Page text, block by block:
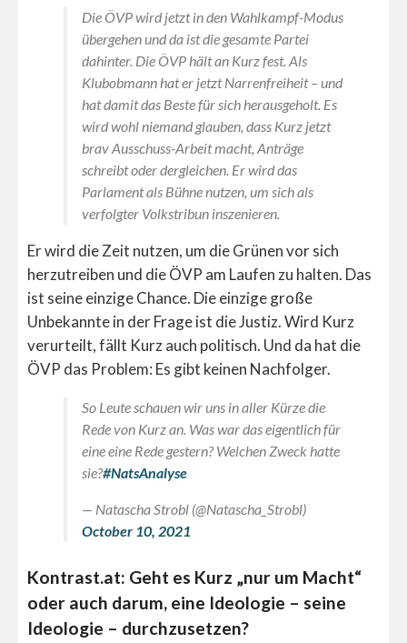
Die ÖVP wird jetzt in den Wahlkampf-Modus
übergehen und da ist die gesamte Partei
dahinter. Die ÖVP hält an Kurz fest. Als
Klubobmann hat er jetzt Narrenfreiheit – und
hat damit das Beste für sich herausgeholt. Es
wird wohl niemand glauben, dass Kurz jetzt
brav Ausschuss-Arbeit macht, Anträge
schreibt oder dergleichen. Er wird das
Parlament als Bühne nutzen, um sich als
verfolgter Volkstribun inszenieren.
Er wird die Zeit nutzen, um die Grünen vor sich
herzutreiben und die ÖVP am Laufen zu halten. Das
ist seine einzige Chance. Die einzige große
Unbekannte in der Frage ist die Justiz. Wird Kurz
verurteilt, fällt Kurz auch politisch. Und da hat die
ÖVP das Problem: Es gibt keinen Nachfolger.
So Leute schauen wir uns in aller Kürze die
Rede von Kurz an. Was war das eigentlich für
eine eine Rede gestern? Welchen Zweck hatte
sie?#NatsAnalyse
— Natascha Strobl (@Natascha_Strobl)
October 10, 2021
Kontrast.at: Geht es Kurz „nur um Macht“
oder auch darum, eine Ideologie – seine
Ideologie – durchzusetzen?